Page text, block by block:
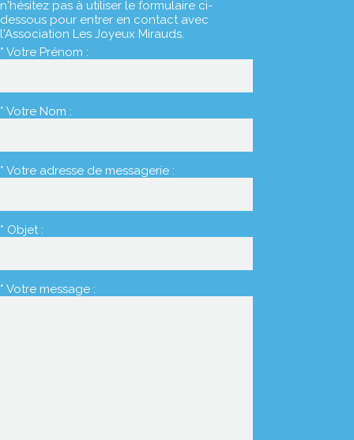
n'hésitez pas à utiliser le formulaire ci-
dessous pour entrer en contact avec
l'Association Les Joyeux Mirauds.
* Votre Prénom :
* Votre Nom :
* Votre adresse de messagerie :
* Objet :
* Votre message :